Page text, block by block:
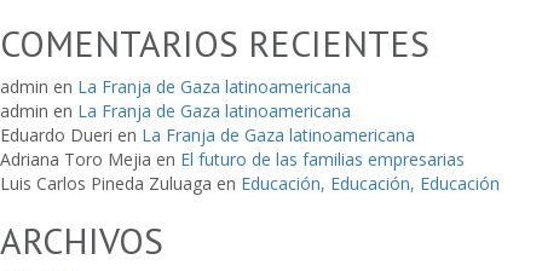
COMENTARIOS RECIENTES
admin en La Franja de Gaza latinoamericana
admin en La Franja de Gaza latinoamericana
Eduardo Dueri en La Franja de Gaza latinoamericana
Adriana Toro Mejia en El futuro de las familias empresarias
Luis Carlos Pineda Zuluaga en Educación, Educación, Educación
ARCHIVOS